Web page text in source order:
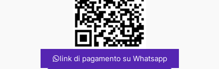
link di pagamento su Whatsapp